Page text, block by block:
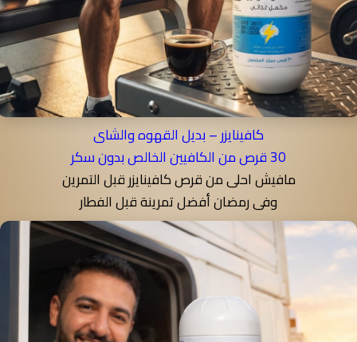
كافينايزر – بديل القهوه والشاى
30 قرص من الكافيين الخالص بدون سكر
مافيش احلى من قرص كافينايزر قبل التمرين
وفى رمضان أفضل تمرينة قبل الفطار